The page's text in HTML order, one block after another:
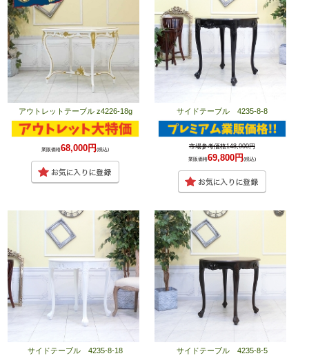
アウトレットテーブル z4226-18g
業販価格68,000円(税込)
サイドテーブル 4235-8-8
市場参考価格148,000円
業販価格69,800円 (税込)
サイドテーブル 4235-8-18 サイドテーブル 4235-8-5